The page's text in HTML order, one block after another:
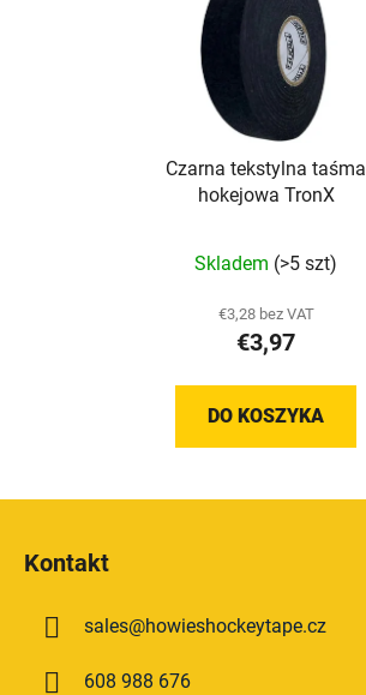
Czarna tekstylna taśma
hokejowa TronX
Skladem (>5 szt)
€3,28 bez VAT
€3,97
DO KOSZYKA
Kontakt
sales@howieshockeytape.cz
608 988 676